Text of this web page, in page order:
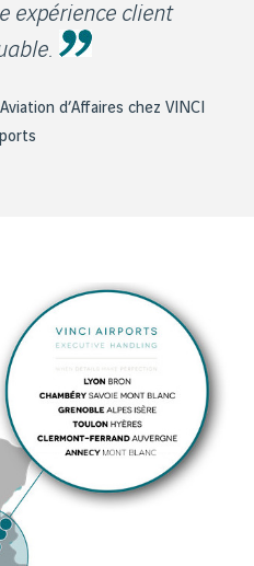
expérience client
d’Affaires chez VINCI